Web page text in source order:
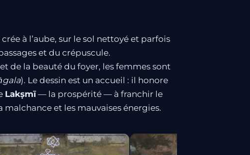
à l’aube, sur le sol nettoyé et parfois
et du crépuscule.
de la beauté du foyer, les femmes sont
). Le dessin est un accueil : il honore
Lakṣmī— la prospérité — à franchir le
malchance et les mauvaises énergies.